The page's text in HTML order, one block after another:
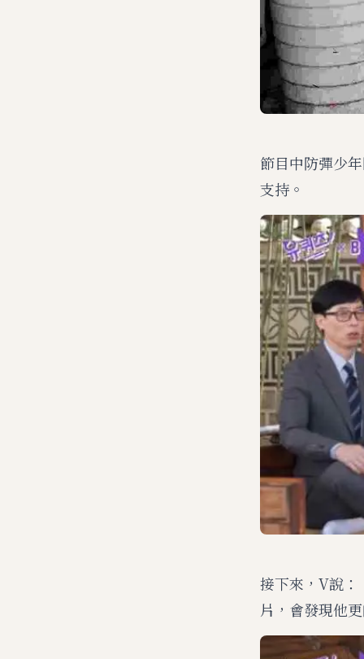
節目中防彈少
支持。
接下來，V說：
片，會發現他